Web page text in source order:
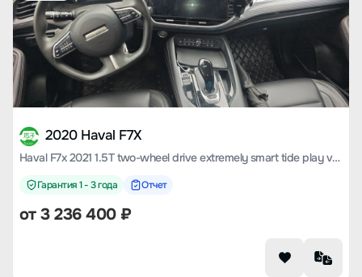
2020 Haval F7X
Haval F7x 2021 1.5T two-wheel drive extremely smart tide play version
Гарантия 1 - 3 года Отчет
от3 236 400₽